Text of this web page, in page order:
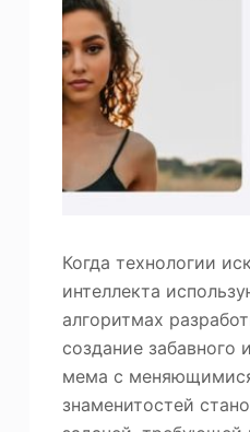
Когда технологии
интеллекта
алгоритмах
создание забавного
мема с
знаменитостей